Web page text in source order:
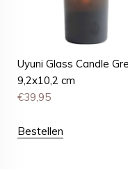
Uyuni Glass Candle
9,2x10,2 cm
€39,95
Bestellen